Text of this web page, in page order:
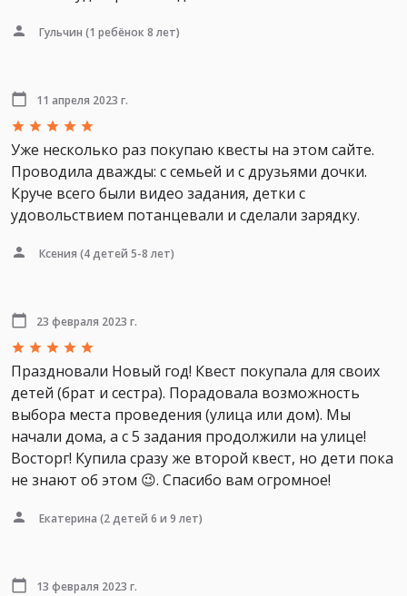
Гульчин (1 ребёнок 8 лет)
11 апреля 2023 г.
Уже несколько раз покупаю квесты на этом сайте.
Проводила дважды: с семьей и с друзьями дочки.
Круче всего были видео задания, детки с
удовольствием потанцевали и сделали зарядку.
Ксения (4 детей 5-8 лет)
23 февраля 2023 г.
Праздновали Новый год! Квест покупала для своих
детей (брат и сестра). Порадовала возможность
выбора места проведения (улица или дом). Мы
начали дома, а с 5 задания продолжили на улице!
Восторг! Купила сразу же второй квест, но дети пока
не знают об этом 😉. Спасибо вам огромное!
Екатерина (2 детей 6 и 9 лет)
13 февраля 2023 г.